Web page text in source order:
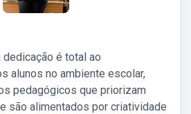
dedicação é total ao
alunos no ambiente escolar,
pedagógicos que priorizam
são alimentados por criatividade